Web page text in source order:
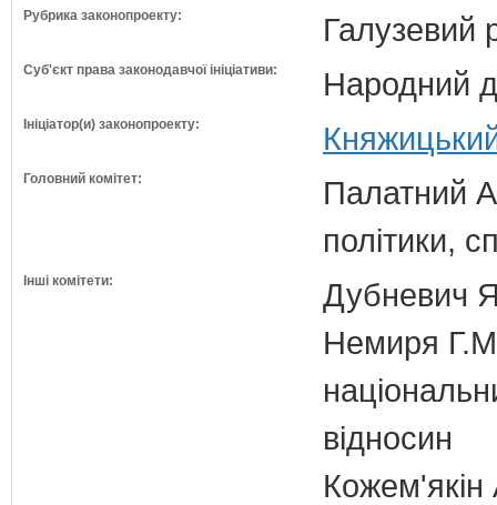
Рубрика законопроекту: Галузевий
Суб'єкт права законодавчої ініціативи: Народний
Ініціатор(и) законопроекту:
Головний комітет:
Палатний
політики,
Інші комітети:
Дубневич
Немиря
відносин
Кожем'якін